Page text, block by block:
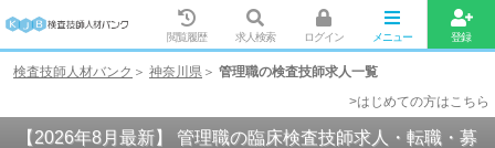
閲覧履歴 求人検索 ログイン メニュー 登録
検査技師人材バンク 神奈川県
管理職の検査技師求人一覧
>はじめての方はこちら
【2026年8月最新】 管理職の臨床検査技師求人・転職・募